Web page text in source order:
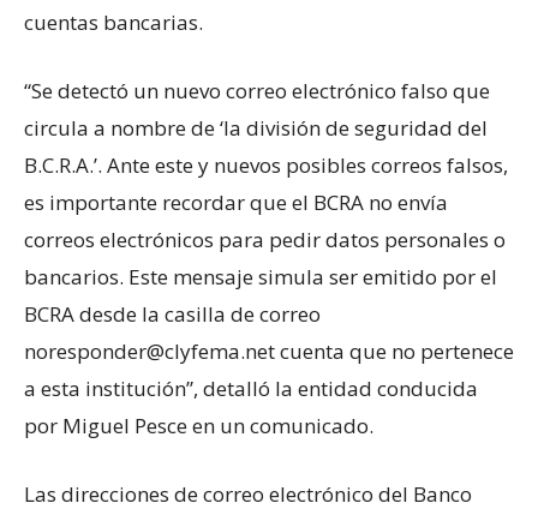
cuentas bancarias.
“Se detectó un nuevo correo electrónico falso que
circula a nombre de ‘la división de seguridad del
B.C.R.A.’. Ante este y nuevos posibles correos falsos,
es importante recordar que el BCRA no envía
correos electrónicos para pedir datos personales o
bancarios. Este mensaje simula ser emitido por el
BCRA desde la casilla de correo
noresponder@clyfema.netcuenta que no pertenece
a esta institución”, detalló la entidad conducida
por Miguel Pesce en un comunicado.
Las direcciones de correo electrónico del Banco